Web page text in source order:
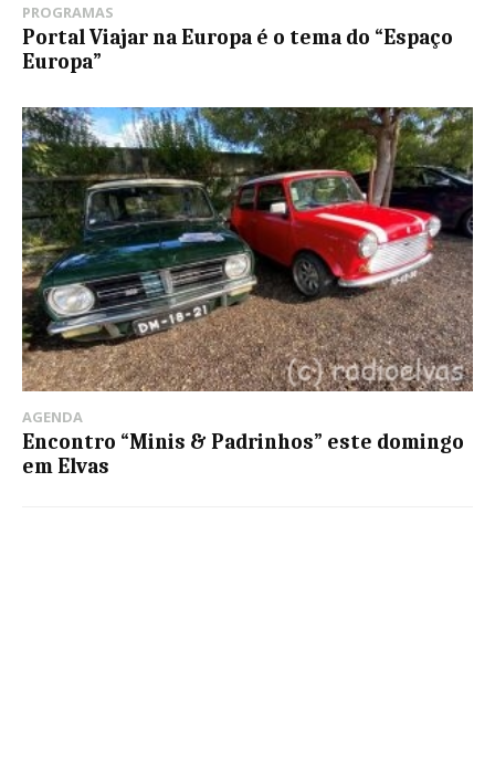
PROGRAMAS
Portal Viajar na Europa é o tema do “Espaço
Europa”
AGENDA
Encontro “Minis & Padrinhos” este domingo
em Elvas